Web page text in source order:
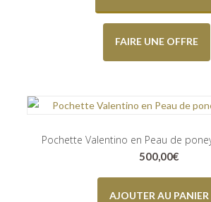
FAIRE UNE OFFRE
Pochette Valentino en Peau de
500,00€
AJOUTER AU PANIER